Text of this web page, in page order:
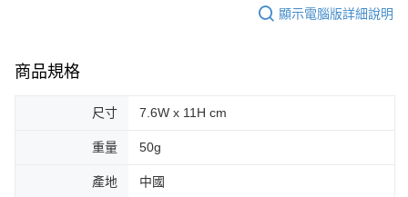
顯示電腦版詳細說明
商品規格
尺寸 7.6W x 11H cm
重量 50g
產地 中國